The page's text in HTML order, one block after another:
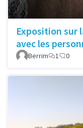
Exposition sur
avec les
Berrim 1 0